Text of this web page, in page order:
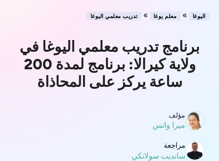
اليوغا » معلم يوغا » تدريب معلمي اليوغا
برنامج تدريب معلمي اليوغا في
ولاية كيرالا: برنامج لمدة 200
ساعة يركز على المحاذاة
مؤلف
ميرا واتس
مراجعة
سانديب سولانكي